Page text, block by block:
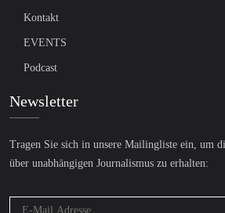
Kontakt
EVENTS
Podcast
Newsletter
Tragen Sie sich in unsere Mailingliste ein, um
über unabhängigen Journalismus zu erhalten: